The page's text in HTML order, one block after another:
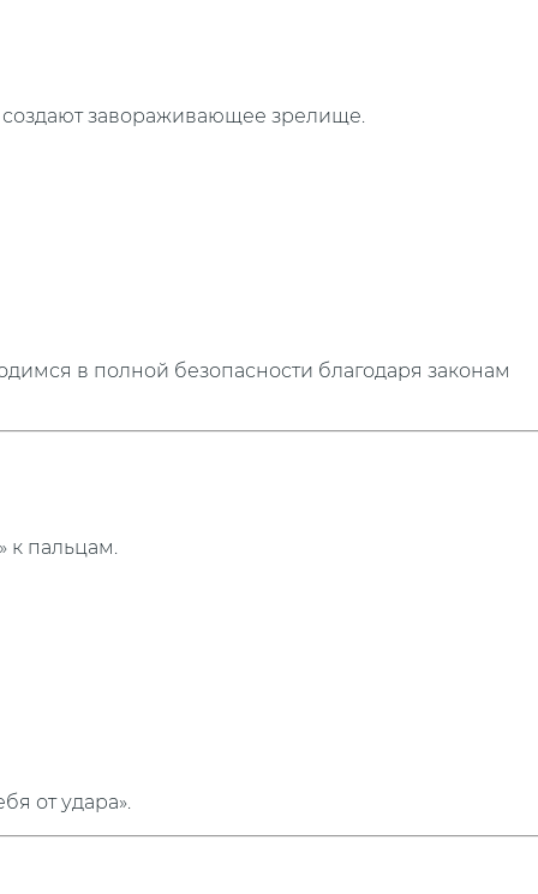
завораживающее зрелище.
в полной безопасности благодаря законам
к пальцам.
от удара».